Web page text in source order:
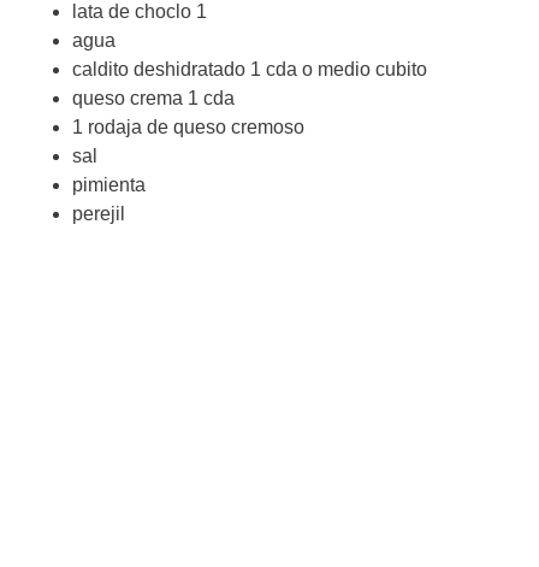
lata de choclo 1
agua
caldito deshidratado 1 cda o medio cubito
queso crema 1 cda
1 rodaja de queso cremoso
sal
pimienta
perejil